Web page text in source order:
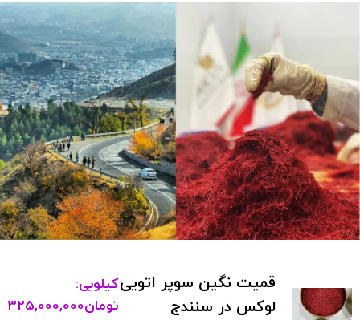
قمیت نگین سوپر اتویی
لوکس در سنندج
کیلویی:
تومان325,000,000